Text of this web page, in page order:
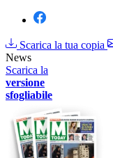
Scarica la tua copia
News
Scarica la
versione
sfogliabile